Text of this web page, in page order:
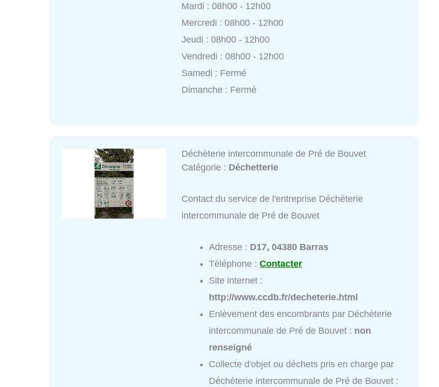
Mardi : 08h00 - 12h00
Mercredi : 08h00 - 12h00
Jeudi : 08h00 - 12h00
Vendredi : 08h00 - 12h00
Samedi : Fermé
Dimanche : Fermé
Déchèterie intercommunale de Pré de Bouvet
Catégorie : Déchetterie
Contact du service de l'entreprise Déchèterie
intercommunale de Pré de Bouvet
Adresse : D17, 04380 Barras
Téléphone :Contacter
Site internet :
http://www.ccdb.fr/decheterie.html
Enlèvement des encombrants par Déchèterie
intercommunale de Pré de Bouvet : non
renseigné
Collecte d'objet ou déchets pris en charge par
Déchèterie intercommunale de Pré de Bouvet :